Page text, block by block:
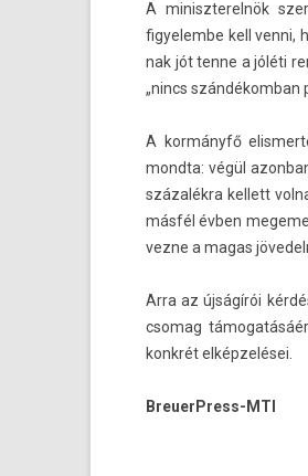
A miniszterel­nök
figyelem­be kell venni,
nak jót tenne a jóléti
„nincs szán­dékom­ban
A kormányfő
mondta: végül
százalékra kel­lett
másfél évben
vezne a magas
Arra az újságírói
csomag
konkrét elképzelései.
BreuerPress-MTI